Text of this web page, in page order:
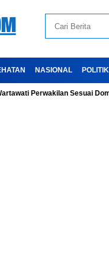
NASIONAL POLITIK
Perwakilan Sesuai